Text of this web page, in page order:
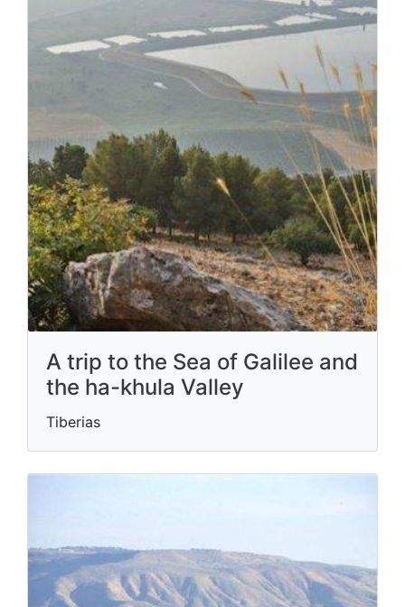
A trip to the Sea of ​​Galilee and
the ha-khula Valley
Tiberias